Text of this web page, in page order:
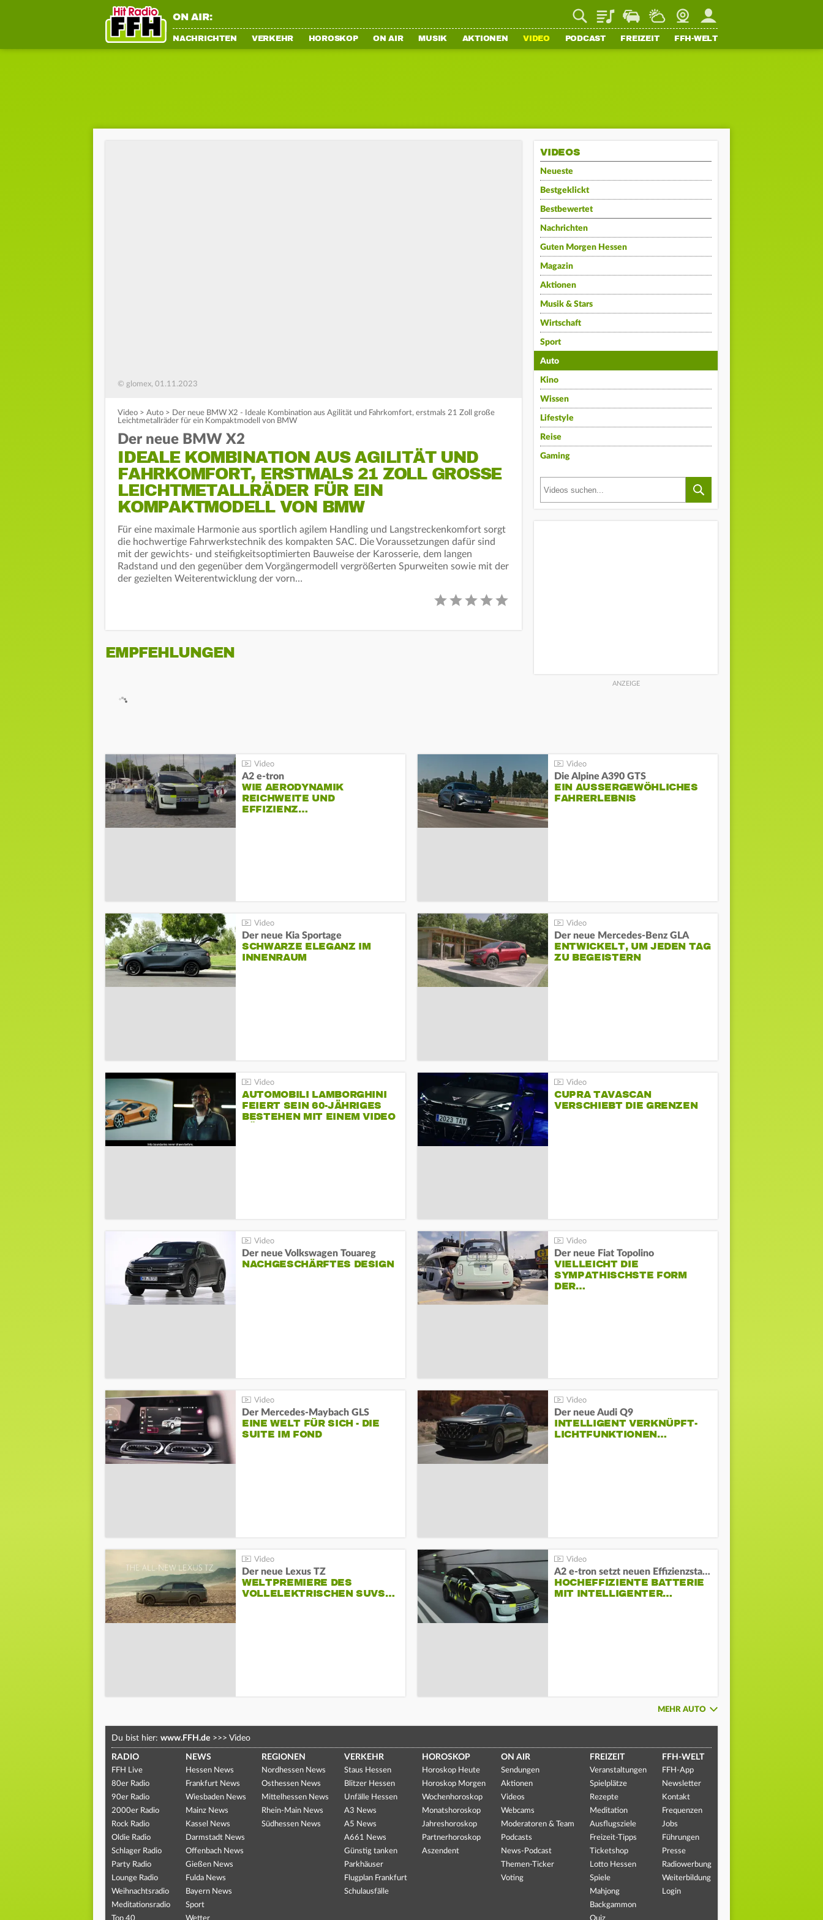
ON AIR: PlaylistStaupilotWetterWebcamMein FFH
NACHRICHTEN VERKEHR HOROSKOP ON AIR MUSIK AKTIONEN VIDEO PODCAST FREIZEIT FFH-WELT
© glomex, 01.11.2023
Video > Auto > Der neue BMW X2 - Ideale Kombination aus Agilität und Fahrkomfort, erstmals 21 Zoll große
Leichtmetallräder für ein Kompaktmodell von BMW
Der neue BMW X2
IDEALE KOMBINATION AUS AGILITÄT UND
FAHRKOMFORT, ERSTMALS 21 ZOLL GROSSE L
EICHTMETALLRÄDER FÜR EIN K
OMPAKTMODELL VON BMW
Für eine maximale Harmonie aus sportlich agilem Handling und Langstreckenkomfort sorgt
die hochwertige Fahrwerkstechnik des kompakten SAC. Die Voraussetzungen dafür sind
mit der gewichts- und steifigkeitsoptimierten Bauweise der Karosserie, dem langen
Radstand und den gegenüber dem Vorgängermodell vergrößerten Spurweiten sowie mit der
der gezielten Weiterentwicklung der vorn…
EMPFEHLUNGEN
VIDEOS
Neueste
Bestgeklickt
Bestbewertet
Nachrichten
Guten Morgen Hessen
Magazin
Aktionen
Musik & Stars
Wirtschaft
Sport
Auto
Kino
Wissen
Lifestyle
Reise
Gaming
A2 e-tron
WIE AERODYNAMIK
REICHWEITE UND
EFFIZIENZ…
Die Alpine A390 GTS
EIN AUSSERGEWÖHLICHES F
AHRERLEBNIS
Der neue Kia Sportage
SCHWARZE ELEGANZ IM
INNENRAUM
Der neue Mercedes-Benz GLA
ENTWICKELT, UM JEDEN TAG
ZU BEGEISTERN
AUTOMOBILI LAMBORGHINI
FEIERT SEIN 60-JÄHRIGES
BESTEHEN MIT EINEM VIDEO
CUPRA TAVASCAN
VERSCHIEBT DIE GRENZEN
Der neue Volkswagen Touareg
NACHGESCHÄRFTES DESIGN
Der neue Fiat Topolino
VIELLEICHT DIE
SYMPATHISCHSTE FORM
DER…
Der Mercedes‑Maybach GLS
EINE WELT FÜR SICH - DIE
SUITE IM FOND
Der neue Audi Q9
INTELLIGENT VERKNÜPFT-
LICHTFUNKTIONEN…
Der neue Lexus TZ
WELTPREMIERE DES
VOLLELEKTRISCHEN SUVS…
A2 e-tron setzt neuen Effizienzstandard bei Audi
HOCHEFFIZIENTE BATTERIE
MIT INTELLIGENTER…
MEHR AUTO
Du bist hier: www.FFH.de >>> Video
RADIO
FFH Live
80er Radio
90er Radio
2000er Radio
Rock Radio
Oldie Radio
Schlager Radio
Party Radio
Lounge Radio
Weihnachtsradio
Meditationsradio
Top 40
NEWS
Hessen News
Frankfurt News
Wiesbaden News
Mainz News
Kassel News
Darmstadt News
Offenbach News
Gießen News
Fulda News
Bayern News
Sport
Wetter
REGIONEN
Nordhessen News
Osthessen News
Mittelhessen News
Rhein-Main News
Südhessen News
VERKEHR
Staus Hessen
Blitzer Hessen
Unfälle Hessen
A3 News
A5 News
A661 News
Günstig tanken
Parkhäuser
Flugplan Frankfurt
Schulausfälle
HOROSKOP
Horoskop Heute
Horoskop Morgen
Wochenhoroskop
Monatshoroskop
Jahreshoroskop
Partnerhoroskop
Aszendent
ON AIR
Sendungen
Aktionen
Videos
Webcams
Moderatoren & Team
Podcasts
News-Podcast
Themen-Ticker
Voting
FREIZEIT
Veranstaltungen
Spielplätze
Rezepte
Meditation
Ausflugsziele
Freizeit-Tipps
Ticketshop
Lotto Hessen
Spiele
Mahjong
Backgammon
Quiz
FFH-WELT
FFH-App
Newsletter
Kontakt
Frequenzen
Jobs
Führungen
Presse
Radiowerbung
Weiterbildung
Login